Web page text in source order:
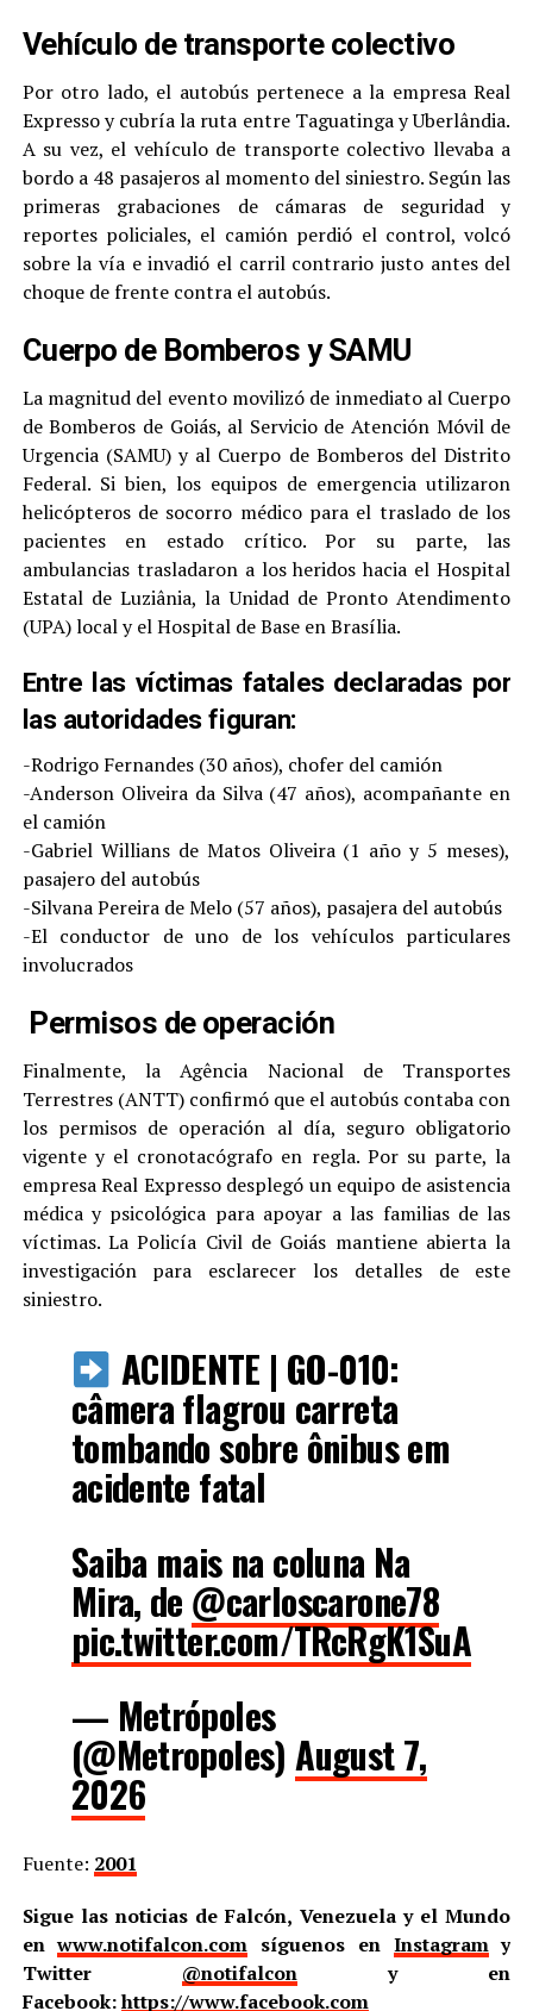
Vehículo de transporte colectivo
Por otro lado, el autobús pertenece a la empresa Real
Expresso y cubría la ruta entre Taguatinga y Uberlândia.
A su vez, el vehículo de transporte colectivo llevaba a
bordo a 48 pasajeros al momento del siniestro. Según las
primeras grabaciones de cámaras de seguridad y
reportes policiales, el camión perdió el control, volcó
sobre la vía e invadió el carril contrario justo antes del
choque de frente contra el autobús.
Cuerpo de Bomberos y SAMU
La magnitud del evento movilizó de inmediato al Cuerpo
de Bomberos de Goiás, al Servicio de Atención Móvil de
Urgencia (SAMU) y al Cuerpo de Bomberos del Distrito
Federal. Si bien, los equipos de emergencia utilizaron
helicópteros de socorro médico para el traslado de los
pacientes en estado crítico. Por su parte, las
ambulancias trasladaron a los heridos hacia el Hospital
Estatal de Luziânia, la Unidad de Pronto Atendimento
(UPA) local y el Hospital de Base en Brasília.
Entre las víctimas fatales declaradas por
las autoridades figuran:
-Rodrigo Fernandes (30 años), chofer del camión
-Anderson Oliveira da Silva (47 años), acompañante en
el camión
-Gabriel Willians de Matos Oliveira (1 año y 5 meses),
pasajero del autobús
-Silvana Pereira de Melo (57 años), pasajera del autobús
-El conductor de uno de los vehículos particulares
involucrados
Permisos de operación
Finalmente, la Agência Nacional de Transportes
Terrestres (ANTT) confirmó que el autobús contaba con
los permisos de operación al día, seguro obligatorio
vigente y el cronotacógrafo en regla. Por su parte, la
empresa Real Expresso desplegó un equipo de asistencia
médica y psicológica para apoyar a las familias de las
víctimas. La Policía Civil de Goiás mantiene abierta la
investigación para esclarecer los detalles de este
siniestro.
ACIDENTE | GO-010:
câmera flagrou carreta
tombando sobre ônibus em
acidente fatal
Saiba mais na coluna Na
Mira, de @carloscarone78
pic.twitter.com/TRcRgK1SuA
— Metrópoles
(@Metropoles) August 7,
2026
Fuente: 2001
Sigue las noticias de Falcón, Venezuela y el Mundo
enwww.notifalcon.com síguenos en Instagramy
Twitter @notifalcony en
Facebook:https://www.facebook.com